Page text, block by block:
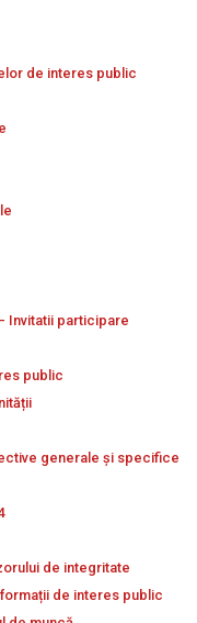
de interes public
Invitatii participare
public
generale și specifice
de integritate
de interes public